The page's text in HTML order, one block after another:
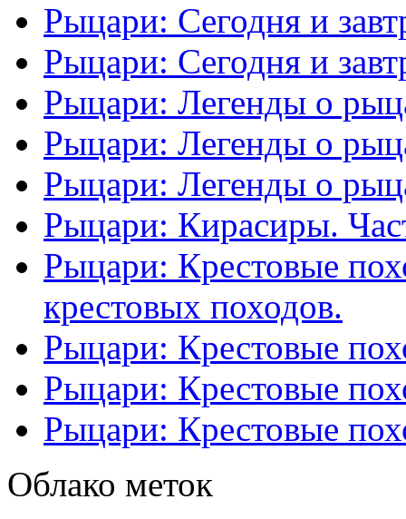
Рыцари: Сегодня и
Рыцари: Сегодня и
Рыцари: Легенды о
Рыцари: Легенды о
Рыцари: Легенды о
Рыцари: Кирасиры.
Рыцари: Крестовые
крестовых походов.
Рыцари: Крестовые
Рыцари: Крестовые
Рыцари: Крестовые
Облако меток